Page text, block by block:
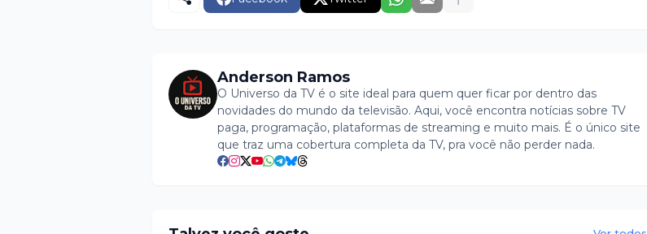
Anderson Ramos
O Universo da TV é o site ideal para quem quer ficar por dentro das
novidades do mundo da televisão. Aqui, você encontra notícias sobre TV
paga, programação, plataformas de streaming e muito mais. É o único site
que traz uma cobertura completa da TV, pra você não perder nada.